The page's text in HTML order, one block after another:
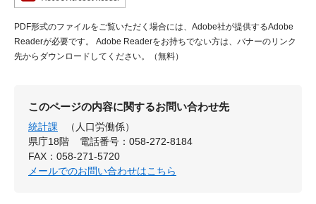
PDF形式のファイルをご覧いただく場合には、Adobe社が提供するAdobe
Readerが必要です。
Adobe Readerをお持ちでない方は、バナーのリンク
先からダウンロードしてください。（無料）
このページの内容に関するお問い合わせ先
統計課
（人口労働係）
県庁18階
電話番号：058-272-8184
FAX：058-271-5720
メールでのお問い合わせはこちら